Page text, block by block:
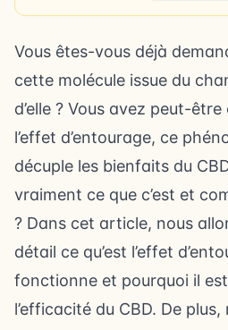
Vous êtes-vous déjà
cette molécule issue du
d’elle ? Vous avez peut-
l’effet d’entourage, ce
décuple les bienfaits du
vraiment ce que c’est et
? Dans cet article, nous
détail ce qu’est l’effet
fonctionne et pourquoi il
l’efficacité du CBD. De